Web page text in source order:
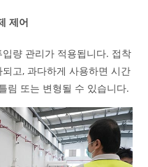
제어
량 관리가 적용됩니다. 접착
고, 과다하게 사용하면 시간
림 또는 변형될 수 있습니다.